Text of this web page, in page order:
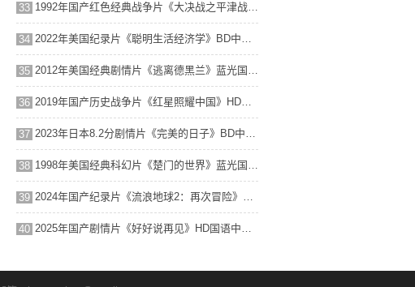
33 1992年国产红色经典战争片《大决战之平津战役》HD国语中字 4K网盘迅雷下载
34 2022年美国纪录片《聪明生活经济学》BD中英双字 4K网盘迅雷下载
35 2012年美国经典剧情片《逃离德黑兰》蓝光国英双语双字 4K网盘迅雷下载
36 2019年国产历史战争片《红星照耀中国》HD国语中字 4K网盘迅雷下载
37 2023年日本8.2分剧情片《完美的日子》BD中字 4K网盘迅雷下载
38 1998年美国经典科幻片《楚门的世界》蓝光国英双语中英双字 4K网盘迅雷下载
39 2024年国产纪录片《流浪地球2：再次冒险》HD国语中英双字 4K网盘迅雷下载
40 2025年国产剧情片《好好说再见》HD国语中字 4K网盘迅雷下载